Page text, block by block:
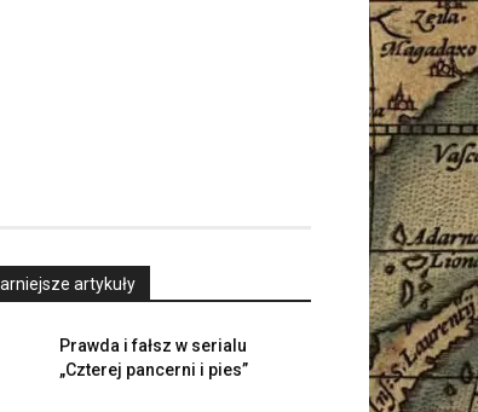
artykuły
Prawda i fałsz w serialu
„Czterej pancerni i pies”